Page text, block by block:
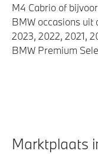
M
Executive Drive
Automatische 8-
M4 Cabrio of
BMW occasions uit
2023, 2022, 2021,
BMW Premium
Marktplaats